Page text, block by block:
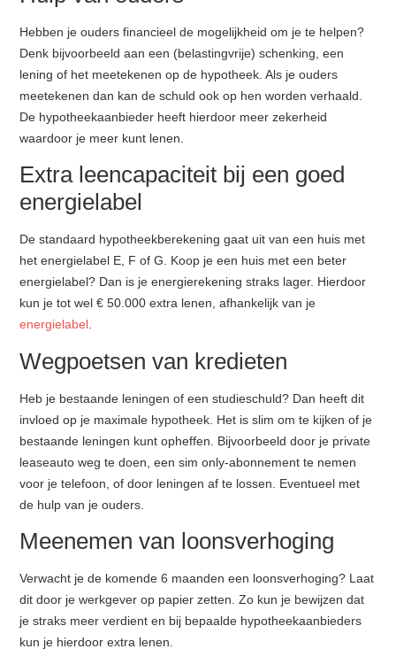
Hebben je ouders financieel de mogelijkheid om je te helpen?
Denk bijvoorbeeld aan een (belastingvrije) schenking, een
lening of het meetekenen op de hypotheek. Als je ouders
meetekenen dan kan de schuld ook op hen worden verhaald.
De hypotheekaanbieder heeft hierdoor meer zekerheid
waardoor je meer kunt lenen.
Extra leencapaciteit bij een goed
energielabel
De standaard hypotheekberekening gaat uit van een huis met
het energielabel E, F of G. Koop je een huis met een beter
energielabel? Dan is je energierekening straks lager. Hierdoor
kun je tot wel € 50.000 extra lenen, afhankelijk van je
energielabel .
Wegpoetsen van kredieten
Heb je bestaande leningen of een studieschuld? Dan heeft dit
invloed op je maximale hypotheek. Het is slim om te kijken of je
bestaande leningen kunt opheffen. Bijvoorbeeld door je private
leaseauto weg te doen, een sim only-abonnement te nemen
voor je telefoon, of door leningen af te lossen. Eventueel met
de hulp van je ouders.
Meenemen van loonsverhoging
Verwacht je de komende 6 maanden een loonsverhoging? Laat
dit door je werkgever op papier zetten. Zo kun je bewijzen dat
je straks meer verdient en bij bepaalde hypotheekaanbieders
kun je hierdoor extra lenen.